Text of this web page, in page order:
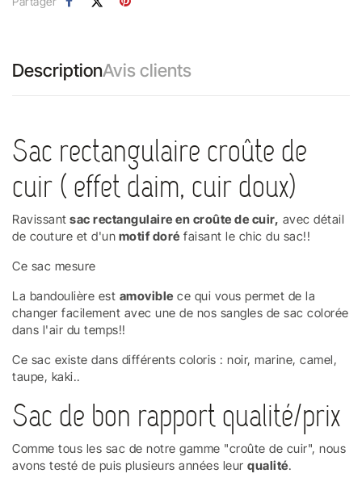
DescriptionAvis clients
Sac rectangulaire croûte de
cuir ( effet daim, cuir doux)
Ravissant sac rectangulaire en croûte de cuir, avec détail
de couture et d'un motif doré faisant le chic du sac!!
Ce sac mesure
La bandoulière est amovible ce qui vous permet de la
changer facilement avec une de nos sangles de sac colorée
dans l'air du temps!!
Ce sac existe dans différents coloris : noir, marine, camel,
taupe, kaki..
Sac de bon rapport qualité/prix
Comme tous les sac de notre gamme "croûte de cuir", nous
avons testé de puis plusieurs années leur qualité.